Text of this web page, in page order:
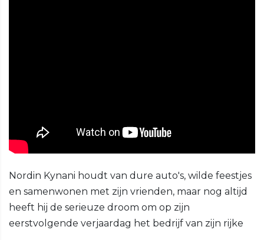
Nordin Kynani houdt van dure auto's, wilde feestjes
en samenwonen met zijn vrienden, maar nog altijd
heeft hij de serieuze droom om op zijn
eerstvolgende verjaardag het bedrijf van zijn rijke